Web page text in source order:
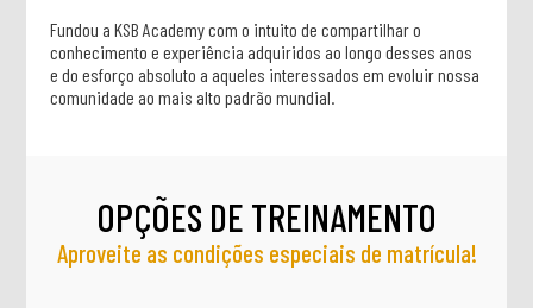
Fundou a KSB Academy com o intuito de compartilhar o
conhecimento e experiência adquiridos ao longo desses anos
e do esforço absoluto a aqueles interessados em evoluir nossa
comunidade ao mais alto padrão mundial.
OPÇÕES DE TREINAMENTO
Aproveite as condições especiais de matrícula!